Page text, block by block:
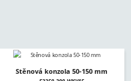
Stěnová konzola 50-150 mm